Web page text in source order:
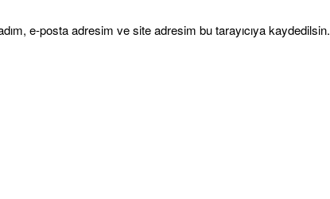
e-posta adresim ve site adresim bu tarayıcıya kaydedilsin.